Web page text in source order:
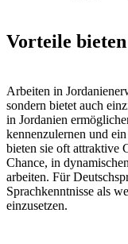
Vorteile
Arbeiten in
sondern bietet auch
in Jordanien
kennenzulernen und
bieten sie oft attraktive
Chance, in
arbeiten. Für
Sprachkenntnisse als
einzusetzen.